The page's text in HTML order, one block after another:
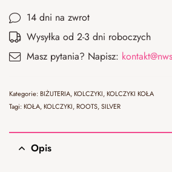
14 dni na zwrot
Wysyłka od 2-3 dni roboczych
Masz pytania? Napisz:
Kategorie:BIŻUTERIA,KOLCZYKI,KOLCZYKI KOŁA
Tagi:KOŁA,KOLCZYKI,ROOTS,SILVER
Opis